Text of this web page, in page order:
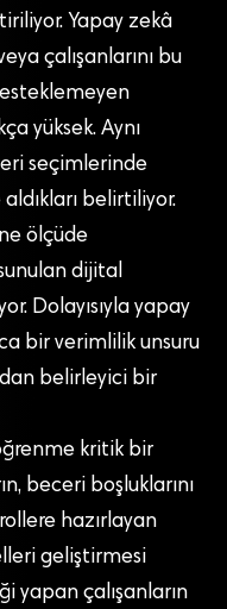
Yapay zekâ
çalışanlarını bu
yüksek. Aynı
seçimlerinde
belirtiliyor.
ölçüde
dijital
Dolayısıyla yapay
bir verimlilik unsuru
belirleyici bir
kritik bir
beceri boşluklarını
hazırlayan
geliştirmesi
yapan çalışanların